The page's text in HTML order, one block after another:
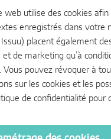
web utilise des cookies afin
enregistrés dans votre
Issuu) placent également
et de marketing qu’à
Vous pouvez révoquer à
sur les cookies et les
de confidentialité pour